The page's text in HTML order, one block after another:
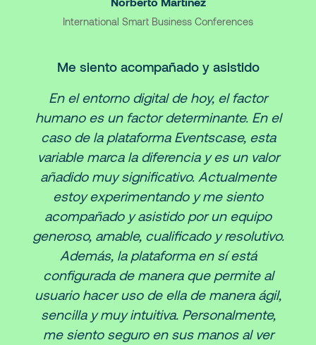
International Smart Business Conferences
Me siento acompañado y asistido
En el entorno digital de hoy, el factor
humano es un factor determinante. En el
caso de la plataforma Eventscase, esta
variable marca la diferencia y es un valor
añadido muy significativo. Actualmente
estoy experimentando y me siento
acompañado y asistido por un equipo
generoso, amable, cualificado y resolutivo.
Además, la plataforma en sí está
configurada de manera que permite al
usuario hacer uso de ella de manera ágil,
sencilla y muy intuitiva. Personalmente,
me siento seguro en sus manos al ver